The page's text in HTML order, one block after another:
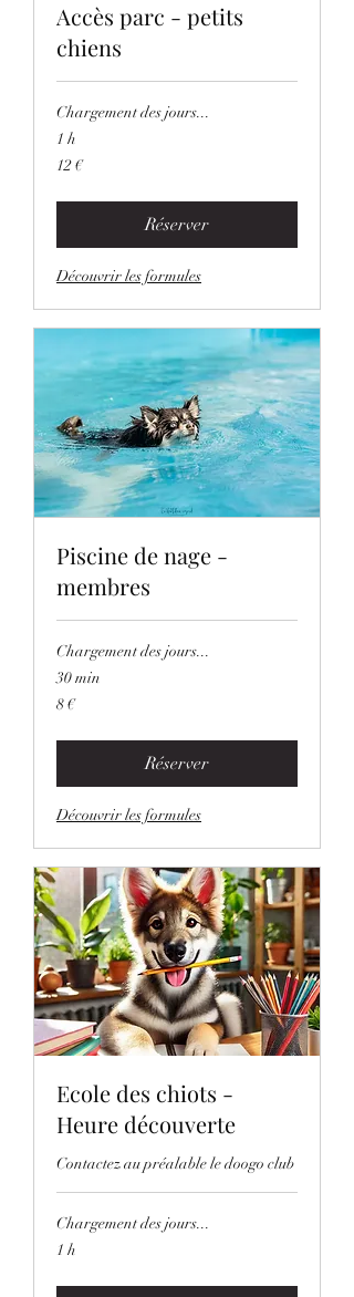
Accès parc - petits
chiens
Chargement des jours...
1 h
12
euros
12 €
Réserver
Découvrir les formules
Piscine de nage -
membres
Chargement des jours...
30 min
8
euros
8 €
Réserver
Découvrir les formules
Ecole des chiots -
Heure découverte
Contactez au préalable le doogo club
Chargement des jours...
1 h